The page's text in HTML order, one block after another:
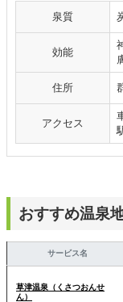
泉質
効能
住所
アクセス
おすすめ温泉
サービス名
草津温泉（くさつおんせ
ん）